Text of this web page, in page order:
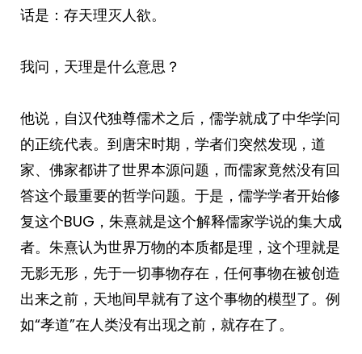
话是：存天理灭人欲。
我问，天理是什么意思？
他说，自汉代独尊儒术之后，儒学就成了中华学问
的正统代表。到唐宋时期，学者们突然发现，道
家、佛家都讲了世界本源问题，而儒家竟然没有回
答这个最重要的哲学问题。于是，儒学学者开始修
复这个BUG，朱熹就是这个解释儒家学说的集大成
者。朱熹认为世界万物的本质都是理，这个理就是
无影无形，先于一切事物存在，任何事物在被创造
出来之前，天地间早就有了这个事物的模型了。例
如“孝道”在人类没有出现之前，就存在了。